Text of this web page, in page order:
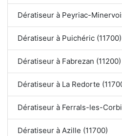
Dératiseur à Peyriac-
Dératiseur à Puichéric (11700)
Dératiseur à Fabrezan (11200)
Dératiseur à La Redorte
Dératiseur à Ferrals-les-
Dératiseur à Azille (11700)